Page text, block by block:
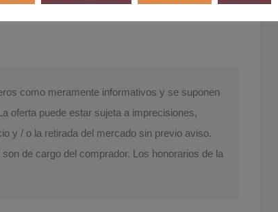
como meramente informativos y se suponen
oferta puede estar sujeta a imprecisiones,
y / o la retirada del mercado sin previo aviso.
de cargo del comprador. Los honorarios de la